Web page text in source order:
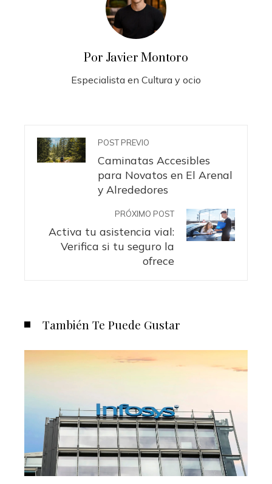
Por Javier Montoro
Especialista en Cultura y ocio
POST PREVIO
Caminatas Accesibles
para Novatos en El Arenal
y Alrededores
PRÓXIMO POST
Activa tu asistencia vial:
Verifica si tu seguro la
ofrece
También Te Puede Gustar